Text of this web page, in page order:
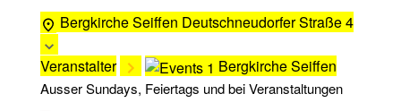
Bergkirche Seiffen Deutschneudorfer Straße 4
Veranstalter Bergkirche Seiffen
Ausser Sundays, Feiertags und bei Veranstaltungen